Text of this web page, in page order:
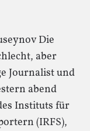
Die
aber
Journalist und
abend
Instituts für
(IRFS),